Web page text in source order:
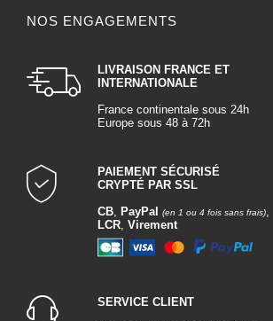
NOS ENGAGEMENTS
LIVRAISON FRANCE ET
INTERNATIONALE
France continentale sous 24h
Europe sous 48 à 72h
PAIEMENT SÉCURISÉ
CRYPTÉ PAR SSL
CB, PayPal (en 1 ou 4 fois sans frais),
LCR, Virement
SERVICE CLIENT